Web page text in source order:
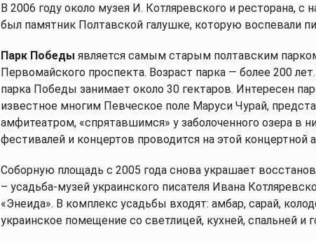
В 2006 году около музея И. Котляревского и ресторана, с
был памятник Полтавской галушке, которую воспевали
Парк Победы является самым старым полтавским
Первомайского проспекта. Возраст парка — более 200
парка Победы занимает около 30 гектаров. Интересен
известное многим Певческое поле Маруси Чурай,
амфитеатром, «спрятавшимся» у заболоченного озера в
фестивалей и концертов проводится на этой концертной
Соборную площадь с 2005 года снова украшает
– усадьба-музей украинского писателя Ивана
«Энеида». В комплекс усадьбы входят: амбар, сарай,
украинское помещение со светлицей, кухней, спальней и